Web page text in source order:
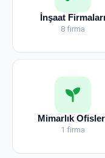
İnşaat Firmaları
8 firma
Mimarlık
1 firma